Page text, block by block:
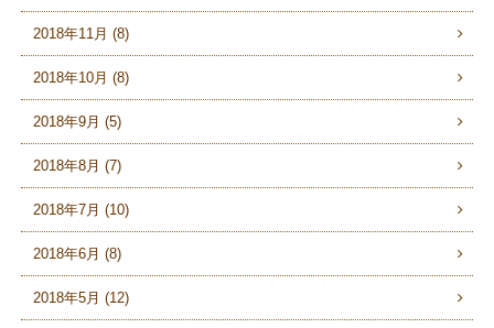
2018年11月 (8)
2018年10月 (8)
2018年9月 (5)
2018年8月 (7)
2018年7月 (10)
2018年6月 (8)
2018年5月 (12)